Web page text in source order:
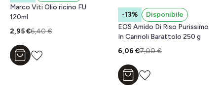
Marco Viti Olio ricino FU
120ml
2,95 €6,40 €
Aggiungi al carrello
-13%
Disponibile
EOS Amido Di Riso Purissimo
In Cannoli Barattolo 250 g
6,06 €7,00 €
Aggiungi al carrello